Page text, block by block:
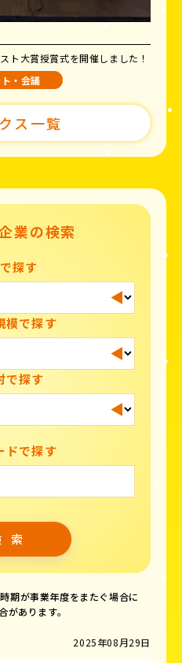
ト大賞授賞式を開催しました！
・会議
ス一覧
業の検索
探す
模で探す
で探す
ドで探す
期が事業年度をまたぐ場合に
あります。
2025年08月29日